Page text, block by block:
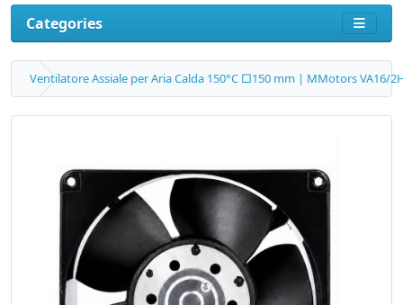
Categories
Ventilatore Assiale per Aria Calda 150°C □150 mm | MMotors VA16/